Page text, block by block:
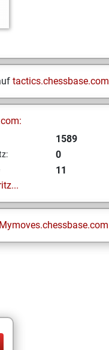
tactics.chessbase.com
1589
0
11
Mymoves.chessbase.com